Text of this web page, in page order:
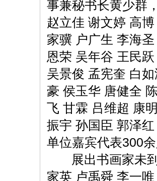
事兼秘书长黄少群
赵立佳 谢文婷 高
家骥 户广生 李海
恩荣 吴年谷 王民
吴景俊 孟宪奎 白
豪 侯玉华 唐健全
飞 甘霖 吕维超 康
振宇 孙国臣 郭泽
单位嘉宾代表300
展出书画家未到
家英 卢禹舜 李一